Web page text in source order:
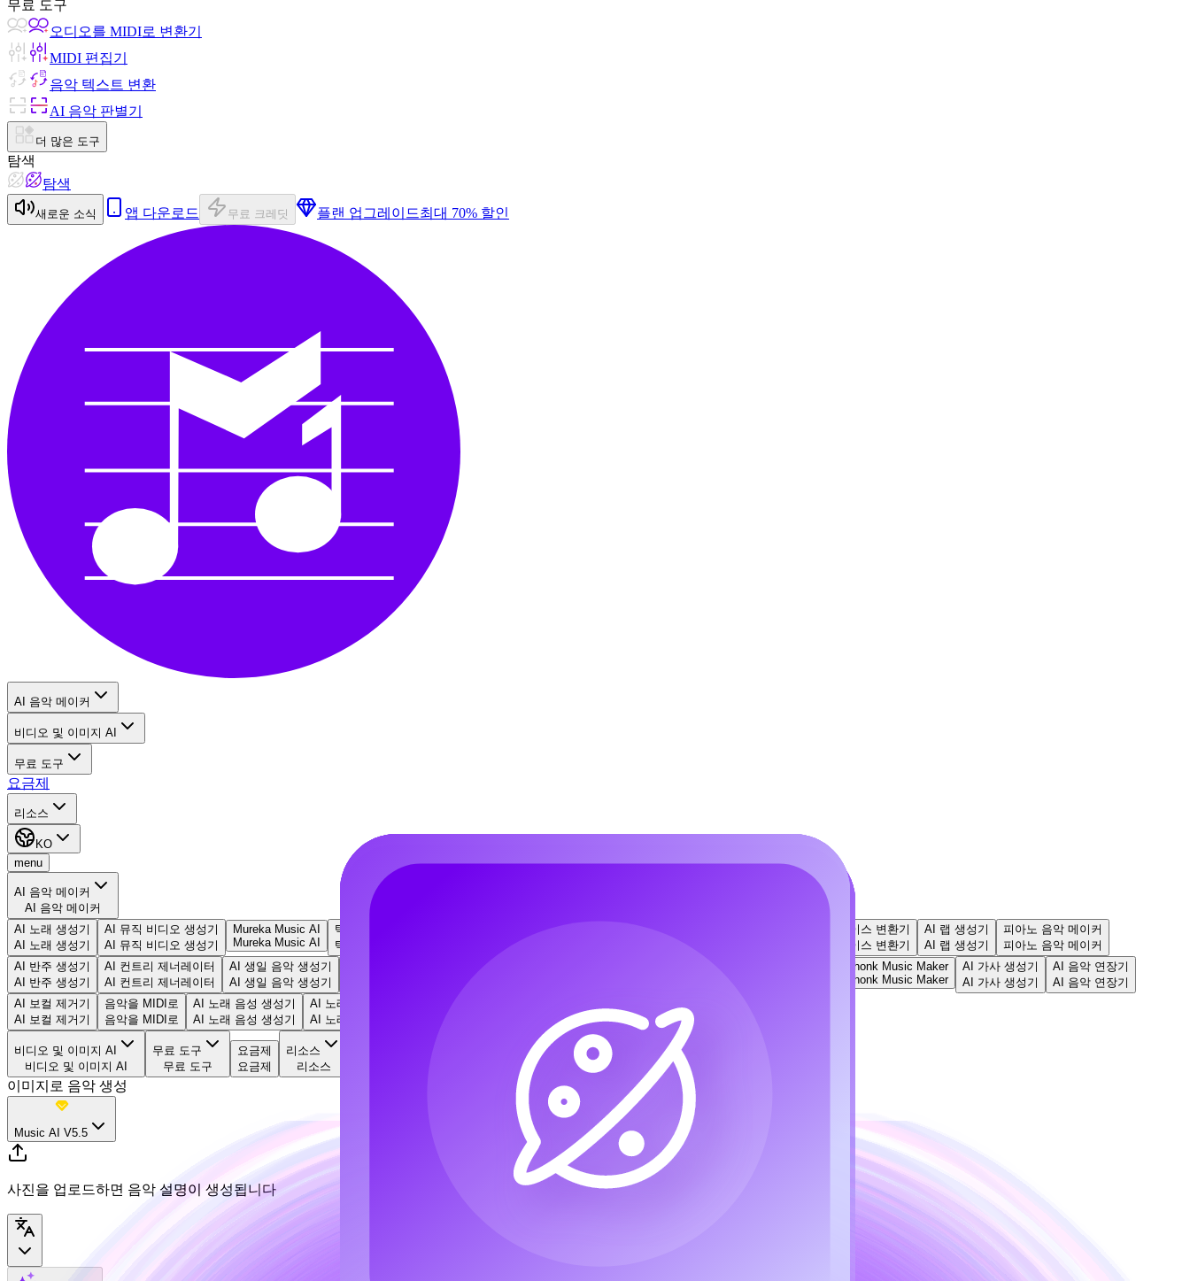
무료 도구
오디오를 MIDI로 변환기
MIDI 편집기
음악 텍스트 변환
AI 음악 판별기
더 많은 도구
탐색
탐색
새로운 소식 앱 다운로드 무료 크레딧 플랜 업그레이드최대 70% 할인
AI 음악 메이커
비디오 및 이미지 AI
무료 도구
요금제
리소스
KO
menu
AI 음악 메이커
AI 음악 메이커
AI 노래 생성기
AI 노래 생성기
AI 뮤직 비디오 생성기
AI 뮤직 비디오 생성기
Mureka Music AI
Mureka Music AI
텍스트로 음악 만들기
텍스트로 음악 만들기
오디오로 음악 만들기
오디오로 음악 만들기
이미지로 음악 만들기
이미지로 음악 만들기
AI 보이스 변환기
AI 보이스 변환기
AI 랩 생성기
AI 랩 생성기
피아노 음악 메이커
피아노 음악 메이커
AI 반주 생성기
AI 반주 생성기
AI 컨트리 제너레이터
AI 컨트리 제너레이터
AI 생일 음악 생성기
AI 생일 음악 생성기
AI 재즈 제너레이터
AI 재즈 제너레이터
Phonk Music Maker
Phonk Music Maker
AI 가사 생성기
AI 가사 생성기
AI 음악 연장기
AI 음악 연장기
AI 보컬 제거기
AI 보컬 제거기
음악을 MIDI로
음악을 MIDI로
AI 노래 음성 생성기
AI 노래 음성 생성기
AI 노래 커버 생성기
AI 노래 커버 생성기
비디오 및 이미지 AI
비디오 및 이미지 AI
무료 도구
무료 도구
요금제
요금제
리소스
리소스
이미지로 음악 생성
Music AI V5.5
사진을 업로드하면 음악 설명이 생성됩니다